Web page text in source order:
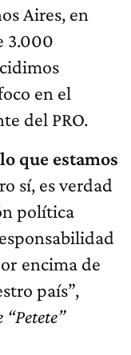
Aires, en
3.000
en el
del PRO.
que estamos
sí, es verdad
política
encima de
país”,
“Petete”